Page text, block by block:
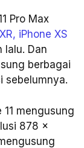
Pro Max
iPhone XS
lalu. Dan
berbagai
sebelumnya.
mengusung
878 x